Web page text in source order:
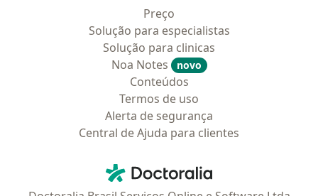
Preço
Solução para especialistas
Solução para clinicas
Noa Notes
novo
Conteúdos
Termos de uso
Alerta de segurança
Central de Ajuda para clientes
Doctoralia - Homepage